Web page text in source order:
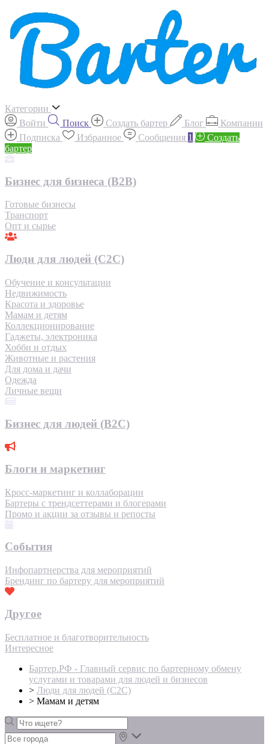
Категории
Войти
Поиск Создать бартер Блог
Компании
Подписка
Избранное Сообщения 1
Создать
бартер
Бизнес для бизнеса (B2B)
Готовые бизнесы
Транспорт
Опт и сырье
Люди для людей (С2С)
Обучение и консультации
Недвижимость
Красота и здоровье
Мамам и детям
Коллекционирование
Гаджеты, электроника
Хобби и отдых
Животные и растения
Для дома и дачи
Одежда
Личные вещи
Бизнес для людей (B2C)
Блоги и маркетинг
Кросс-маркетинг и коллаборации
Бартеры с трендсеттерами и блогерами
Промо и акции за отзывы и репосты
События
Инфопартнерства для мероприятий
Брендинг по бартеру для мероприятий
Другое
Бесплатное и благотворительность
Интересное
Бартер.РФ - Главный сервис по бартерному обмену
услугами и товарами для людей и бизнесов
> Люди для людей (С2С)
> Мамам и детям